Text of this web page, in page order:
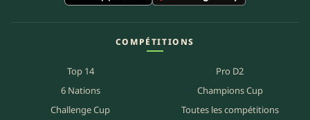
COMPÉTITIONS
Top 14
Pro D2
6 Nations
Champions Cup
Challenge Cup
Toutes les compétitions